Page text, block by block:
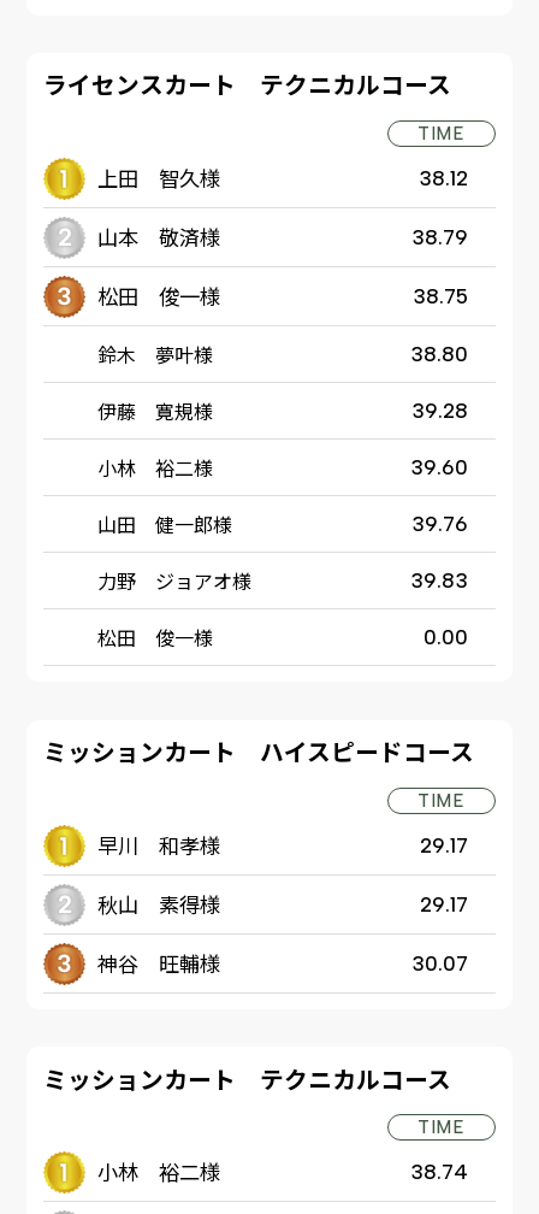
ライセンスカート テクニカルコース
TIME
上田 智久様 38.12
山本 敬済様 38.79
松田 俊一様 38.75
鈴木 夢叶様 38.80
伊藤 寛規様 39.28
小林 裕二様 39.60
山田 健一郎様 39.76
力野 ジョアオ様 39.83
松田 俊一様 0.00
ミッションカート ハイスピードコース
TIME
早川 和孝様 29.17
秋山 素得様 29.17
神谷 旺輔様 30.07
ミッションカート テクニカルコース
TIME
小林 裕二様 38.74